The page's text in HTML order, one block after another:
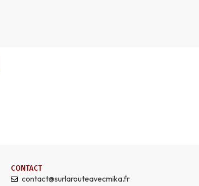
CONTACT
contact@surlarouteavecmika.fr